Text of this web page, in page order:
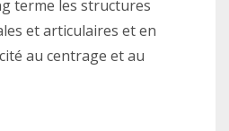
terme les structures
et articulaires et en
au centrage et au